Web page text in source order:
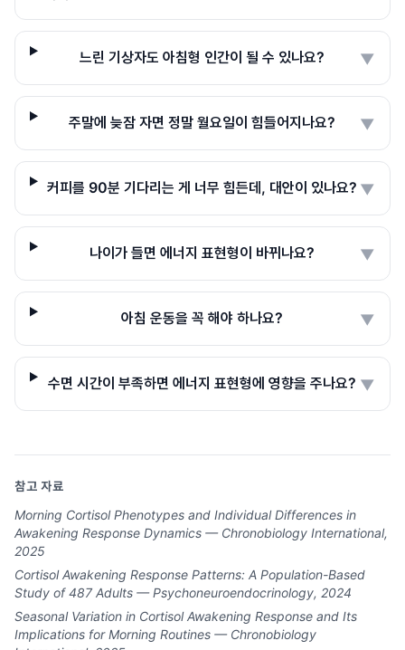
느린 기상자도 아침형 인간이 될 수 있나요? ▼
주말에 늦잠 자면 정말 월요일이 힘들어지나요? ▼
커피를 90분 기다리는 게 너무 힘든데, 대안이 있나요? ▼
나이가 들면 에너지 표현형이 바뀌나요? ▼
아침 운동을 꼭 해야 하나요? ▼
수면 시간이 부족하면 에너지 표현형에 영향을 주나요? ▼
참고 자료
Morning Cortisol Phenotypes and Individual Differences in
Awakening Response Dynamics — Chronobiology International,
2025
Cortisol Awakening Response Patterns: A Population-Based
Study of 487 Adults — Psychoneuroendocrinology, 2024
Seasonal Variation in Cortisol Awakening Response and Its
Implications for Morning Routines — Chronobiology